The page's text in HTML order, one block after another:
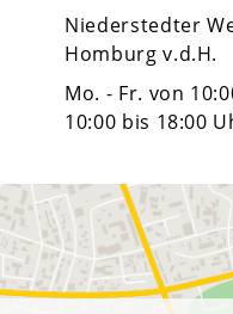
Niederstedter
Homburg v.d.H.
Mo. - Fr. von
10:00 bis 18:00